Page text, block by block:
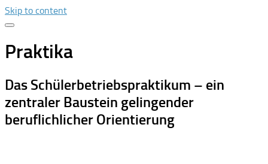
Skip to content
Praktika
Das Schülerbetriebspraktikum – ein
zentraler Baustein gelingender
beruflichlicher Orientierung